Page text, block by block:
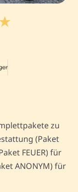
zu
(Paket
FEUER) für
ANONYM) für